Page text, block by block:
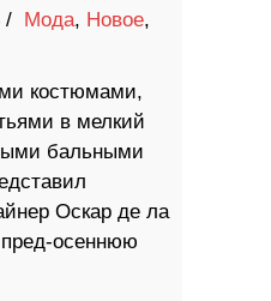
/ Мода, Новое,
костюмами,
в мелкий
бальными
Оскар де ла
осеннюю